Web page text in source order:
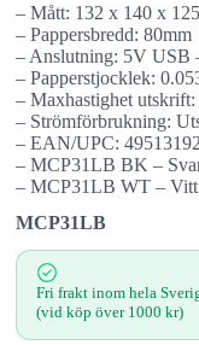
– Mått: 132 x 140 x
– Pappersbredd: 80mm
– Anslutning: 5V USB
– Papperstjocklek:
– Maxhastighet utskrift:
– Strömförbrukning:
– EAN/UPC:
– MCP31LB BK –
– MCP31LB WT – Vitt
MCP31LB
Fri frakt inom hela
(vid köp över 1000 kr)